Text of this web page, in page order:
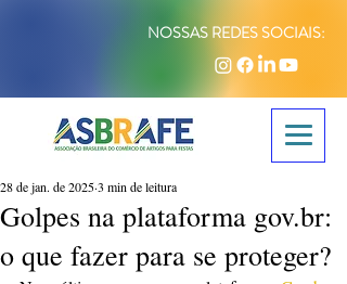
NOSSAS REDES SOCIAIS:
Golpes na plataforma gov.br:
o que fazer para se proteger?
28 de jan. de 20253 min de leitura